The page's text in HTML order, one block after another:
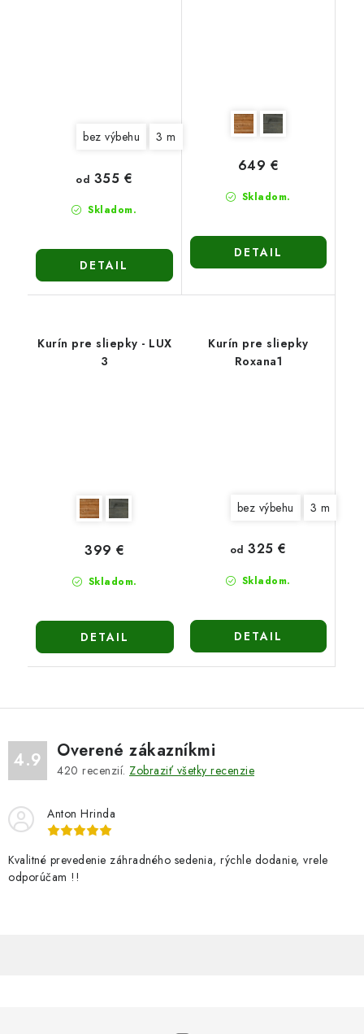
bez výbehu 3 m
Skladom.
od 355 €
DETAIL
Skladom.
649 €
DETAIL
Kurín pre sliepky - LUX
3
Skladom.
399 €
DETAIL
Kurín pre sliepky
Roxana1
bez výbehu 3 m
Skladom.
od 325 €
DETAIL
4.9 Overené zákazníkmi
420 recenzií. Zobraziť všetky recenzie
Anton Hrinda
Kvalitné prevedenie záhradného sedenia, rýchle dodanie, vrele
odporúčam !!